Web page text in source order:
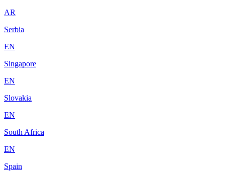
AR
Serbia
EN
Singapore
EN
Slovakia
EN
South Africa
EN
Spain